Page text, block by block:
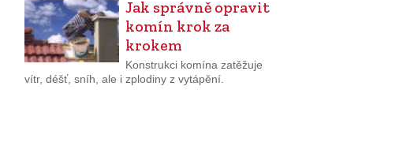
Jak správně opravit
komín krok za
krokem
Konstrukci komína zatěžuje
vítr, déšť, sníh, ale i zplodiny z vytápění.